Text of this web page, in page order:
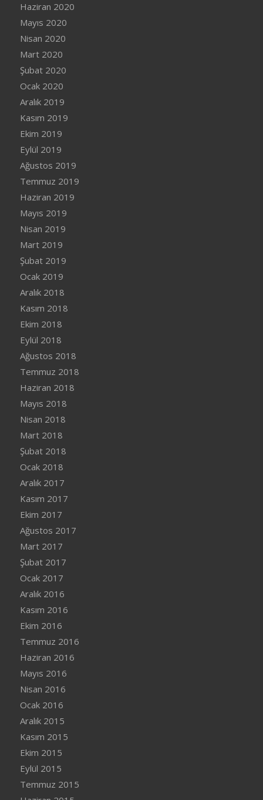
Haziran 2020
Mayıs 2020
Nisan 2020
Mart 2020
Şubat 2020
Ocak 2020
Aralık 2019
Kasım 2019
Ekim 2019
Eylül 2019
Ağustos 2019
Temmuz 2019
Haziran 2019
Mayıs 2019
Nisan 2019
Mart 2019
Şubat 2019
Ocak 2019
Aralık 2018
Kasım 2018
Ekim 2018
Eylül 2018
Ağustos 2018
Temmuz 2018
Haziran 2018
Mayıs 2018
Nisan 2018
Mart 2018
Şubat 2018
Ocak 2018
Aralık 2017
Kasım 2017
Ekim 2017
Ağustos 2017
Mart 2017
Şubat 2017
Ocak 2017
Aralık 2016
Kasım 2016
Ekim 2016
Temmuz 2016
Haziran 2016
Mayıs 2016
Nisan 2016
Ocak 2016
Aralık 2015
Kasım 2015
Ekim 2015
Eylül 2015
Temmuz 2015